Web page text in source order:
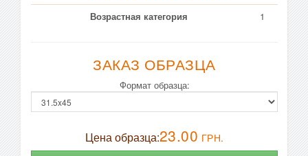
Возрастная категория 1
ЗАКАЗ ОБРАЗЦА
Формат образца:
Цена образца:23.00 ГРН.